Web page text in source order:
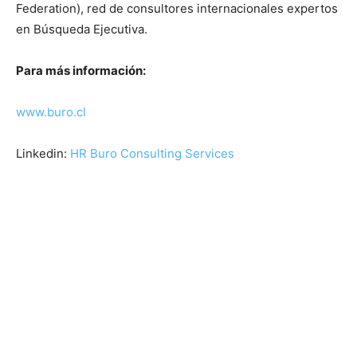
Federation), red de consultores internacionales expertos
en Búsqueda Ejecutiva.
Para más información:
www.buro.cl
Linkedin: HR Buro Consulting Services